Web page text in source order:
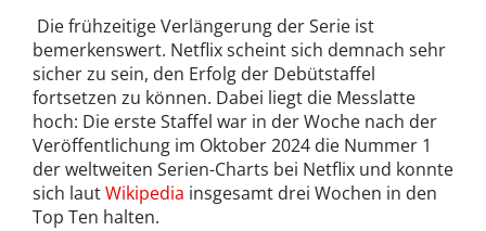
Die frühzeitige Verlängerung der Serie ist
bemerkenswert. Netflix scheint sich demnach sehr
sicher zu sein, den Erfolg der Debütstaffel
fortsetzen zu können. Dabei liegt die Messlatte
hoch: Die erste Staffel war in der Woche nach der
Veröffentlichung im Oktober 2024 die Nummer 1
der weltweiten Serien-Charts bei Netflix und konnte
sich lautWikipedia insgesamt drei Wochen in den
Top Ten halten.